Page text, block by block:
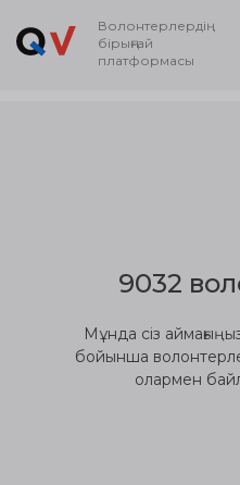
Волонтерлердің
бірыңғай
платформасы
9032
Мұнда сіз
бойынша
олармен